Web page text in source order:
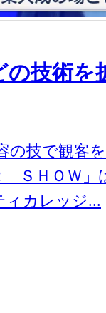
の技術
の技で観客
ＳＨＯＷ」
ィカレッジ...